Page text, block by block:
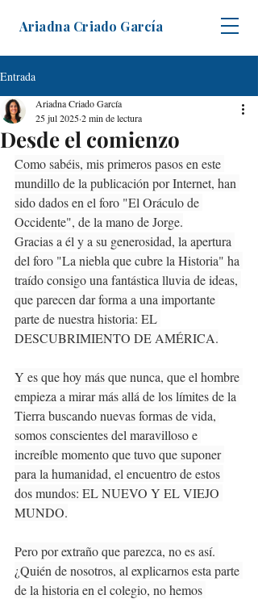
Ariadna Criado García
Entrada
Desde el comienzo
Ariadna Criado García
25 jul 20252 min de lectura
Como sabéis, mis primeros pasos en este
mundillo de la publicación por Internet, han
sido dados en el foro "El Oráculo de
Occidente", de la mano de Jorge.
Gracias a él y a su generosidad, la apertura
del foro "La niebla que cubre la Historia" ha
traído consigo una fantástica lluvia de ideas,
que parecen dar forma a una importante
parte de nuestra historia: EL
DESCUBRIMIENTO DE AMÉRICA.
Y es que hoy más que nunca, que el hombre
empieza a mirar más allá de los límites de la
Tierra buscando nuevas formas de vida,
somos conscientes del maravilloso e
increíble momento que tuvo que suponer
para la humanidad, el encuentro de estos
dos mundos: EL NUEVO Y EL VIEJO
MUNDO.
Pero por extraño que parezca, no es así.
¿Quién de nosotros, al explicarnos esta parte
de la historia en el colegio, no hemos